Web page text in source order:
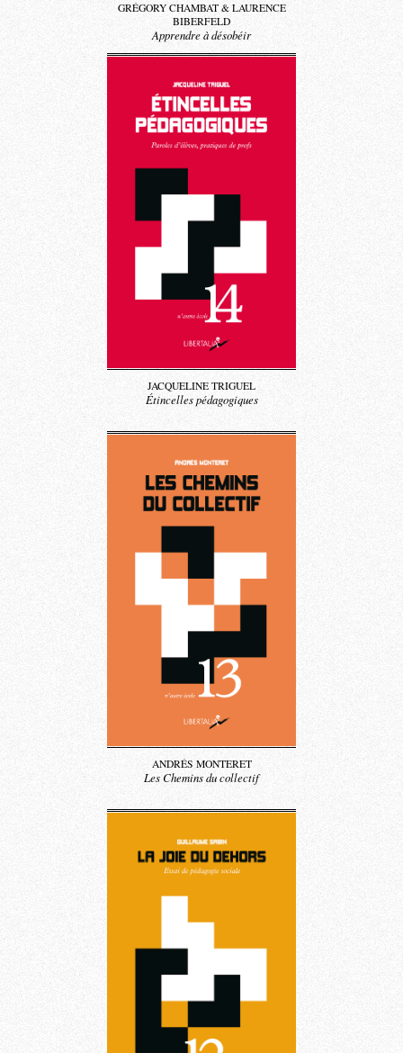
GRÉGORY CHAMBAT & LAURENCE
BIBERFELD
Apprendre à désobéir
JACQUELINE TRIGUEL
Étincelles pédagogiques
ANDRÉS MONTERET
Les Chemins du collectif